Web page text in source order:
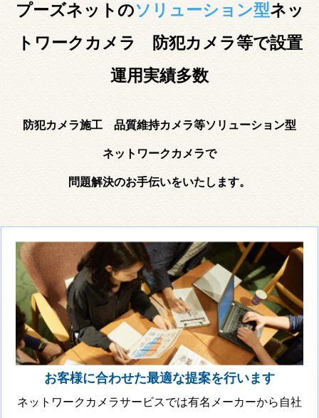
プーズネットのソリューション型ネッ
トワークカメラ 防犯カメラ等で設置
運用実績多数
防犯カメラ施工 品質維持カメラ等ソリューション型
ネットワークカメラで
問題解決のお手伝いをいたします。
お客様に合わせた最適な提案を行います
ネットワークカメラサービスでは有名メーカーから自社